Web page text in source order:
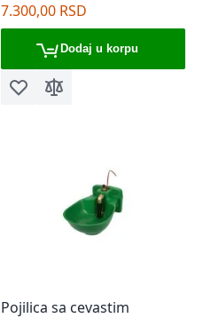
7.300,00 RSD
Dodaj u korpu
Dodaj u listu želja
Dodaj za poređenje
Pojilica sa cevastim